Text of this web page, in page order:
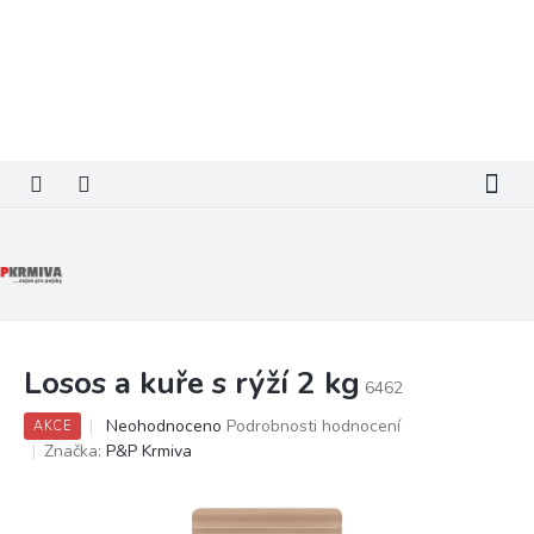
Losos a kuře s rýží 2 kg 6462
AKCE
Průměrné
hodnocení
Neohodnoceno Podrobnosti hodnocení
Značka: P&P Krmiva